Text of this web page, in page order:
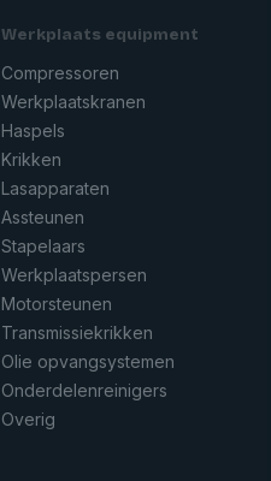
Werkplaats equipment
Compressoren
Werkplaatskranen
Haspels
Krikken
Lasapparaten
Assteunen
Stapelaars
Werkplaatspersen
Motorsteunen
Transmissiekrikken
Olie opvangsystemen
Onderdelenreinigers
Overig